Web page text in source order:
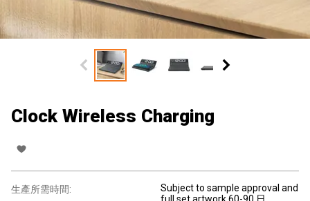
Clock Wireless Charging
生產所需時間:
Subject to sample approval and